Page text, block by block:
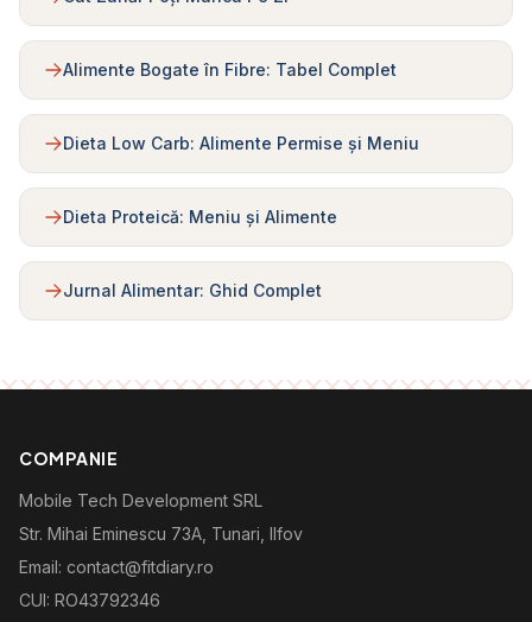
Alimente Bogate în Fibre: Tabel Complet
Dieta Low Carb: Alimente Permise și Meniu
Dieta Proteică: Meniu și Alimente
Jurnal Alimentar: Ghid Complet
COMPANIE
Mobile Tech Development SRL
Str. Mihai Eminescu 73A, Tunari, Ilfov
Email: contact@fitdiary.ro
CUI: RO43792346